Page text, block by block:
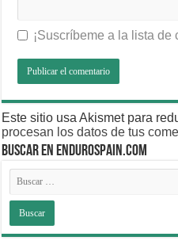
¡Suscríbeme a la lista de
Este sitio usa Akismet para
procesan los datos de tus
BUSCAR EN ENDUROSPAIN.COM